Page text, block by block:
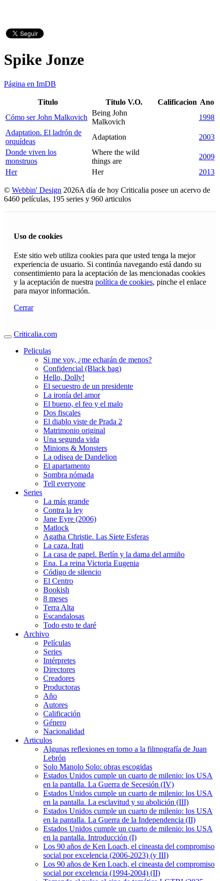
Spike Jonze
Página en ImDB
Titulo Titulo V.O. Calificacion Ano
Cómo ser John Malkovich
Being John
Malkovich
1998
Adaptation. El ladrón de
orquídeas
Adaptation
2003
Donde viven los
monstruos
Where the wild
things are
2009
Her
Her 2013
© Webbin' Design 2026A día de hoy Criticalia posee un acervo de
6460 películas, 195 series y 960 articulos
Uso de cookies
Este sitio web utiliza cookies para que usted tenga la mejor
experiencia de usuario. Si continúa navegando está dando su
consentimiento para la aceptación de las mencionadas cookies
y la aceptación de nuestra política de cookies, pinche el enlace
para mayor información.
Cerrar
Criticalia.com
Peliculas
Si me voy, ¿me echarán de menos?
Confidencial (Black bag)
Hello, Dolly!
El secuestro de un presidente
La ironía del amor
El bueno, el feo y el malo
Dos fiscales
El diablo viste de Prada 2
Matrimonio original
Una segunda vida
Minions & Monsters
La odisea de Dandelion
El apartamento
Sombra nómada
Tell everyone
Series
La más grande
Contra la ley
Jane Eyre (2006)
Matlock
Agatha Christie. Las Siete Esferas
La caza. Irati
La casa de papel. Berlín y la dama del armiño
Ena. La reina Victoria Eugenia
Código de silencio
El Centro
Bookish
8 meses
Terra Alta
Escandalosas
Todo esto te daré
Archivo
Películas
Series
Intérpretes
Directores
Creadores
Productoras
Año
Autores
Calificación
Género
Nacionalidad
Articulos
Algunas reflexiones en torno a la filmografía de Juan
Lebrón
Solo Manolo Solo: obras escogidas
Estados Unidos cumple un cuarto de milenio: los USA
en la pantalla. La Guerra de Secesión (IV)
Estados Unidos cumple un cuarto de milenio: los USA
en la pantalla. La esclavitud y su abolición (III)
Estados Unidos cumple un cuarto de milenio: los USA
en la pantalla. La Guerra de la Independencia (II)
Estados Unidos cumple un cuarto de milenio: los USA
en la pantalla. Introducción (I)
Los 90 años de Ken Loach, el cineasta del compromiso
social por excelencia (2006-2023) (y III)
Los 90 años de Ken Loach, el cineasta del compromiso
social por excelencia (1994-2004) (II)